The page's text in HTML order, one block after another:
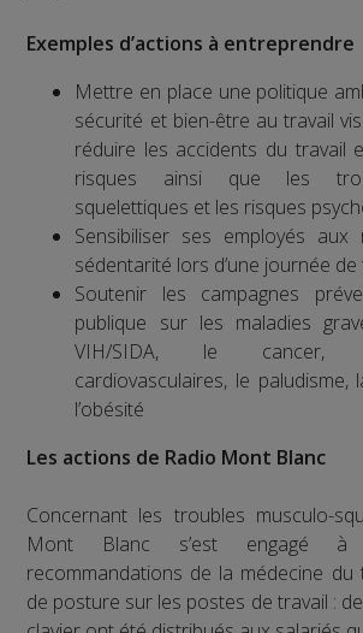
Exemples d’actions à entreprendre
Mettre en place une politique
sécurité et bien-être au travail
réduire les accidents du travail
risques ainsi que les
squelettiques et les risques
Sensibiliser ses employés
sédentarité lors d’une journée de
Soutenir les campagnes
publique sur les maladies
VIH/SIDA, le cancer,
cardiovasculaires, le
l’obésité
Les actions de Radio Mont Blanc
Concernant les troubles musculo-
Mont Blanc s’est engagé à
recommandations de la médecine du
de posture sur les postes de travail :